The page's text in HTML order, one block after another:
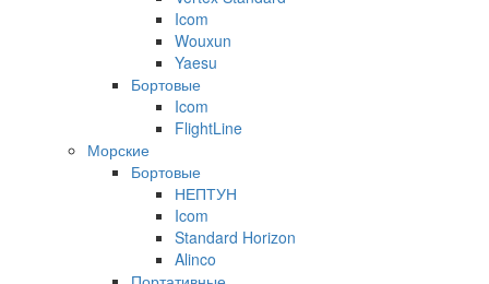
Icom
Wouxun
Yaesu
Бортовые
Icom
FlightLine
Морские
Бортовые
НЕПТУН
Icom
Standard Horizon
Alinco